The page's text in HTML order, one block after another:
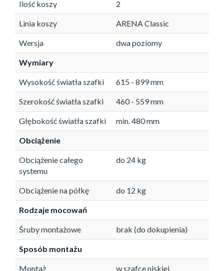
Ilość koszy 2
Linia koszy ARENA Classic
Wersja dwa poziomy
Wymiary
Wysokość światła szafki 615 - 899 mm
Szerokość światła szafki 460 - 559 mm
Głębokość światła szafki min. 480 mm
Obciążenie
Obciążenie całego
systemu
do 24 kg
Obciążenie na półkę do 12 kg
Rodzaje mocowań
Śruby montażowe brak (do dokupienia)
Sposób montażu
Montaż
w szafce niskiej,